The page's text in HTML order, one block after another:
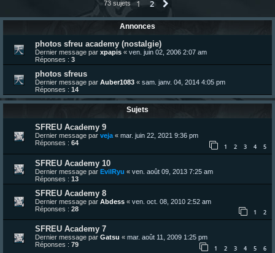
73 sujets 1 2
Annonces
photos sfreu academy (nostalgie)
Dernier message par xpapis « ven. juin 02, 2006 2:07 am
Réponses : 3
photos sfreus
Dernier message par Auber1083 « sam. janv. 04, 2014 4:05 pm
Réponses : 14
Sujets
SFREU Academy 9
Dernier message par veja « mar. juin 22, 2021 9:36 pm
Réponses : 64 1 2 3 4 5
SFREU Academy 10
Dernier message par EvilRyu « ven. août 09, 2013 7:25 am
Réponses : 13
SFREU Academy 8
Dernier message par Abdess « ven. oct. 08, 2010 2:52 am
Réponses : 28 1 2
SFREU Academy 7
Dernier message par Gatsu « mar. août 11, 2009 1:25 pm
Réponses : 79 1 2 3 4 5 6